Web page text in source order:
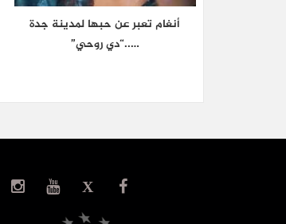
أنغام تعبر عن حبها لمدينة جدة
…..“دي روحي”